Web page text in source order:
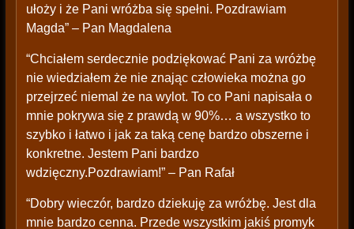
ułoży i że Pani wróżba się spełni. Pozdrawiam
Magda” – Pan Magdalena
“Chciałem serdecznie podziękować Pani za wróżbę
nie wiedziałem że nie znając człowieka można go
przejrzeć niemal że na wylot. To co Pani napisała o
mnie pokrywa się z prawdą w 90%… a wszystko to
szybko i łatwo i jak za taką cenę bardzo obszerne i
konkretne. Jestem Pani bardzo
wdzięczny.Pozdrawiam!” – Pan Rafał
“Dobry wieczór, bardzo dziekuję za wróżbę. Jest dla
mnie bardzo cenna. Przede wszystkim jakiś promyk